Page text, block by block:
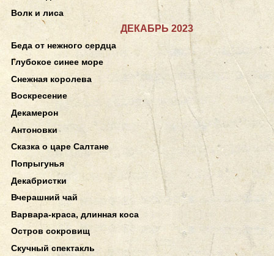
Волк и лиса
ДЕКАБРЬ 2023
Беда от нежного сердца
Глубокое синее море
Снежная королева
Воскресение
Декамерон
Антоновки
Сказка о царе Салтане
Попрыгунья
Декабристки
Вчерашний чай
Варвара-краса, длинная коса
Остров сокровищ
Скучный спектакль